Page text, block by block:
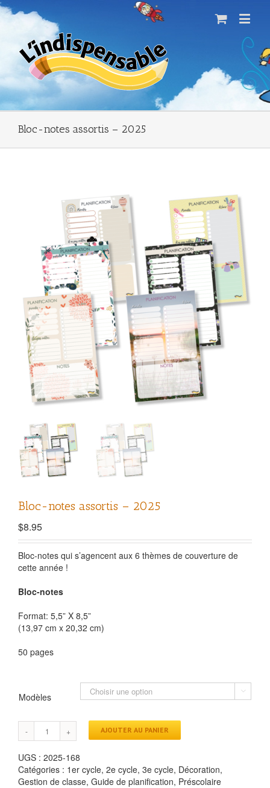
Bloc-notes assortis – 2025
Bloc-notes assortis – 2025
$8.95
Bloc-notes qui s’agencent aux 6 thèmes de couverture de
cette année !
Bloc-notes
Format: 5,5” X 8,5”
(13,97 cm x 20,32 cm)
50 pages
Modèles 
AJOUTER AU PANIER
UGS : 2025-168
Catégories : 1er cycle, 2e cycle, 3e cycle, Décoration,
Gestion de classe, Guide de planification, Préscolaire